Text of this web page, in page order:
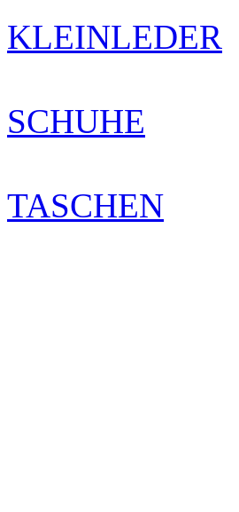
KLEINLEDER
SCHUHE
TASCHEN